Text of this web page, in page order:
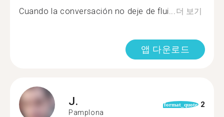
Cuando la conversación no deje de flui...더 보기
앱 다운로드
J.
Pamplona
format_quote 2